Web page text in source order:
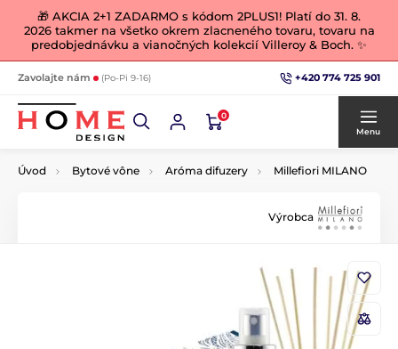
🎁 AKCIA 2+1 ZADARMO s kódom 2PLUS1! Platí do 31. 8.
2026 takmer na všetko okrem zlacneného tovaru, tovaru na
predobjednávku a vianočných kolekcií Villeroy & Boch. ✨
Zavolajte nám (Po-Pi 9-16) +420 774 725 901
0
Menu
Úvod Bytové vône Aróma difuzery Millefiori MILANO
Výrobca